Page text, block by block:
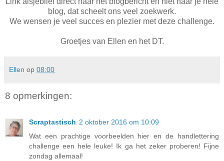
blog, dat scheelt ons veel zoekwerk.
We wensen je veel succes en plezier met deze challenge.
Groetjes van Ellen en het DT.
Ellen op 08:00
8 opmerkingen:
Scraptastisch 2 oktober 2016 om 10:09
Wat een prachtige voorbeelden hier en de handlettering
challenge een hele leuke! Ik ga het zeker proberen! Fijne
zondag allemaal!